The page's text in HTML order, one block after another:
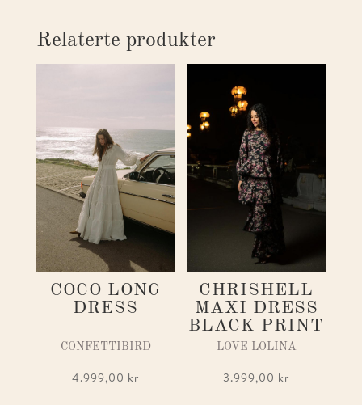
Relaterte produkter
COCO LONG
DRESS
CONFETTIBIRD
4.999,00 kr
CHRISHELL
MAXI DRESS
BLACK PRINT
LOVE LOLINA
3.999,00 kr